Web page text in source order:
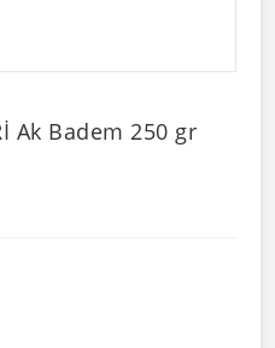
Ak Badem 250 gr